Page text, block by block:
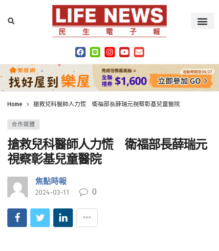
Home 搶救兒科醫師人力慌 衛福部長薛瑞元視察彰基兒童醫院
合作媒體
搶救兒科醫師人力慌 衛福部長薛瑞元
視察彰基兒童醫院
焦點時報
2024-03-11 0